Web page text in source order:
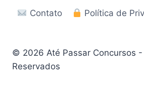
Contato Política de
© 2026 Até Passar Concursos -
Reservados